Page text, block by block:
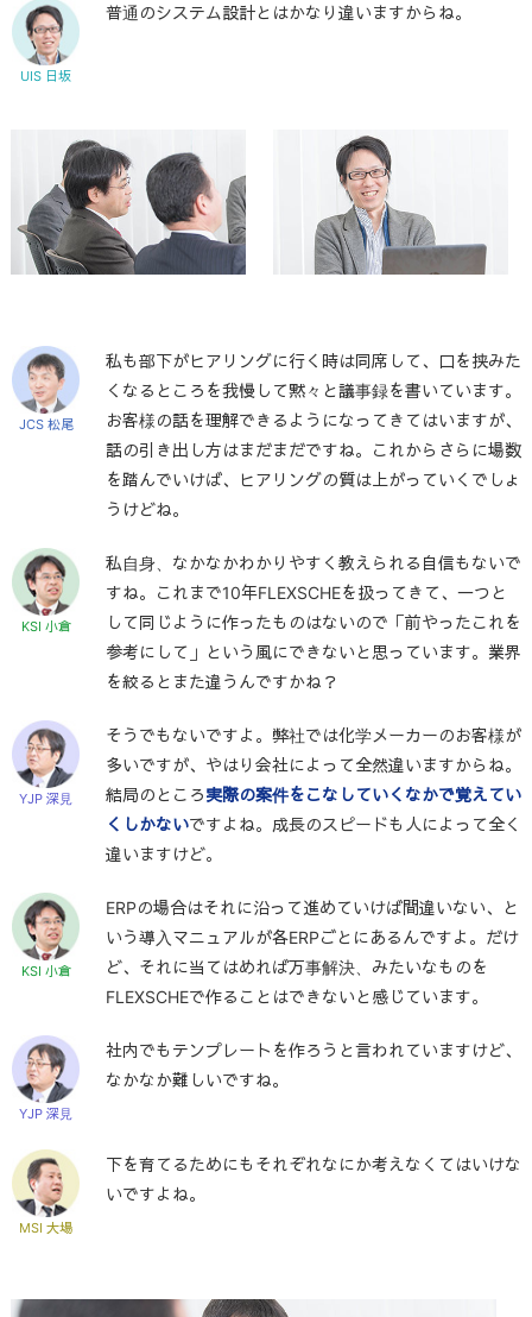
UIS 日坂
普通のシステム設計とはかなり違いますからね。
JCS 松尾
私も部下がヒアリングに行く時は同席して、口を挟みた
くなるところを我慢して黙々と議事録を書いています。
お客様の話を理解できるようになってきてはいますが、
話の引き出し方はまだまだですね。これからさらに場数
を踏んでいけば、ヒアリングの質は上がっていくでしょ
うけどね。
KSI 小倉
私自身、なかなかわかりやすく教えられる自信もないで
すね。これまで10年FLEXSCHEを扱ってきて、一つと
して同じように作ったものはないので「前やったこれを
参考にして」という風にできないと思っています。業界
を絞るとまた違うんですかね？
YJP 深見
そうでもないですよ。弊社では化学メーカーのお客様が
多いですが、やはり会社によって全然違いますからね。
結局のところ実際の案件をこなしていくなかで覚えてい
くしかないですよね。成長のスピードも人によって全く
違いますけど。
KSI 小倉
ERPの場合はそれに沿って進めていけば間違いない、と
いう導入マニュアルが各ERPごとにあるんですよ。だけ
ど、それに当てはめれば万事解決、みたいなものを
FLEXSCHEで作ることはできないと感じています。
YJP 深見
社内でもテンプレートを作ろうと言われていますけど、
なかなか難しいですね。
MSI 大場
下を育てるためにもそれぞれなにか考えなくてはいけな
いですよね。